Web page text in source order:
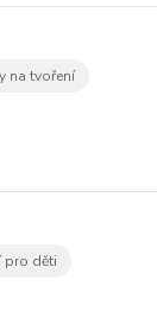
na tvoření
pro děti